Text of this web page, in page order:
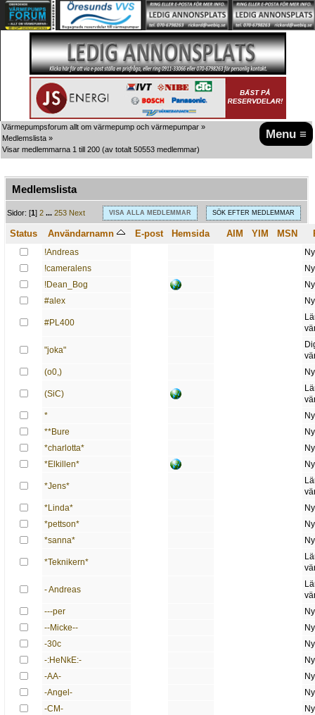
Menu ≡
Värmepumpsforum allt om värmepump och värmepumpar »
Medlemslista »
Visar medlemmarna 1 till 200 (av totalt 50553 medlemmar)
Medlemslista
A
B C D E G H J K L M N O P Q R S T U V W X Y Z
VISA ALLA MEDLEMMAR SÖK EFTER MEDLEMMAR
Sidor: [1]2 ...253 Next
Status Användarnamn E-post Hemsida AIM YIM MSN
!Andreas
!cameralens
!Dean_Bog
#alex
#PL400
"joka"
(o0,)
(SiC)
*
**Bure
*charlotta*
*Elkillen*
*Jens*
*Linda*
*pettson*
*sanna*
*Teknikern*
- Andreas
---per
--Micke--
-30c
-:HeNkE:-
-AA-
-Angel-
-CM-